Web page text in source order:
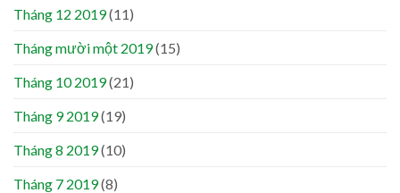
Tháng 12 2019(11)
Tháng mười một 2019(15)
Tháng 10 2019(21)
Tháng 9 2019(19)
Tháng 8 2019(10)
Tháng 7 2019(8)